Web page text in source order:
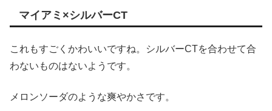
マイアミ×シルバーCT
これもすごくかわいいですね。シルバーCTを合わせて合
わないものはないようです。
メロンソーダのような爽やかさです。